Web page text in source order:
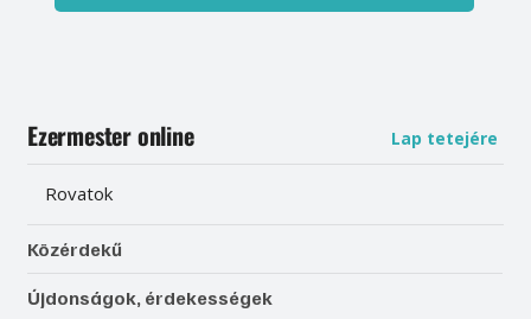
Ezermester online Lap tetejére
Rovatok
Közérdekű
Újdonságok, érdekességek